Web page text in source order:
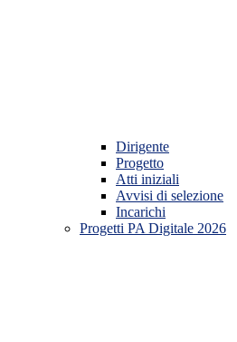
Dirigente
Progetto
Atti iniziali
Avvisi di selezione
Incarichi
Progetti PA Digitale 2026